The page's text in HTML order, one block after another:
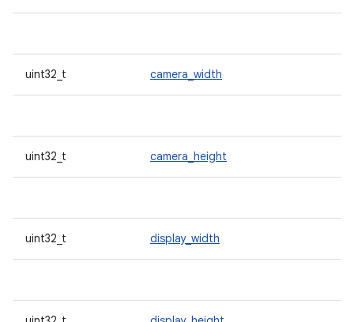
uint32_t camera_width
uint32_t camera_height
uint32_t display_width